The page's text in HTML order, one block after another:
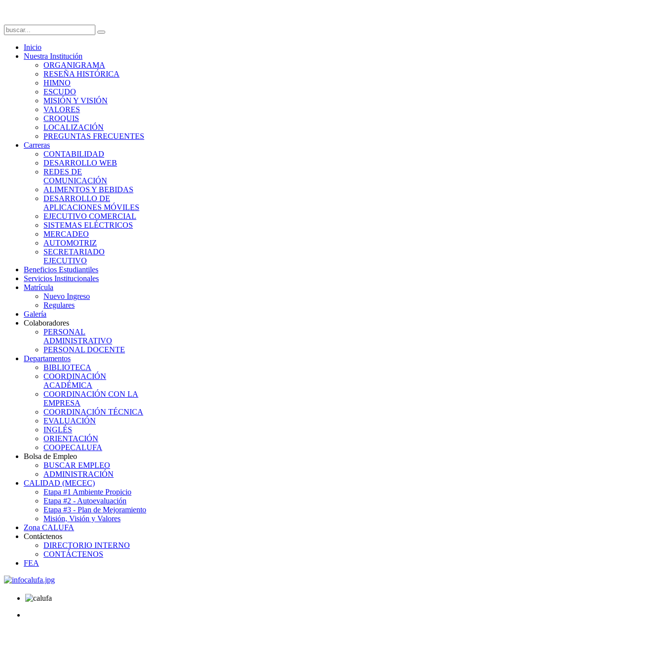
Inicio
Nuestra Institución
ORGANIGRAMA
RESEÑA HISTÓRICA
HIMNO
ESCUDO
MISIÓN Y VISIÓN
VALORES
CROQUIS
LOCALIZACIÓN
PREGUNTAS FRECUENTES
Carreras
CONTABILIDAD
DESARROLLO WEB
REDES DE
COMUNICACIÓN
ALIMENTOS Y BEBIDAS
DESARROLLO DE
APLICACIONES MÓVILES
EJECUTIVO COMERCIAL
SISTEMAS ELÉCTRICOS
MERCADEO
AUTOMOTRIZ
SECRETARIADO
EJECUTIVO
Beneficios Estudiantiles
Servicios Institucionales
Matrícula
Nuevo Ingreso
Regulares
Galería
Colaboradores
PERSONAL
ADMINISTRATIVO
PERSONAL DOCENTE
Departamentos
BIBLIOTECA
COORDINACIÓN
ACADÉMICA
COORDINACIÓN CON LA
EMPRESA
COORDINACIÓN TÉCNICA
EVALUACIÓN
INGLÉS
ORIENTACIÓN
COOPECALUFA
Bolsa de Empleo
BUSCAR EMPLEO
ADMINISTRACIÓN
CALIDAD (MECEC)
Etapa #1 Ambiente Propicio
Etapa #2 - Autoevaluación
Etapa #3 - Plan de Mejoramiento
Misión, Visión y Valores
Zona CALUFA
Contáctenos
DIRECTORIO INTERNO
CONTÁCTENOS
FEA